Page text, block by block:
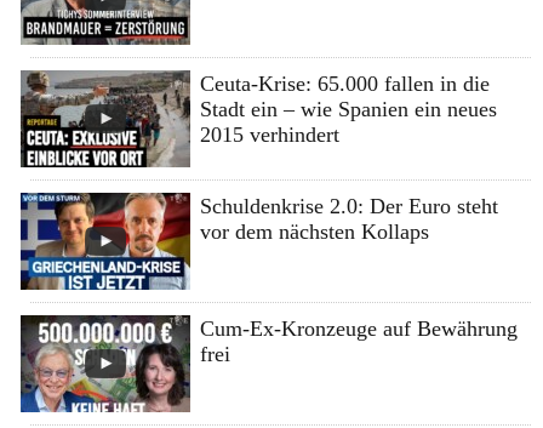
Ceuta-Krise: 65.000 fallen in die
Stadt ein – wie Spanien ein neues
2015 verhindert
Schuldenkrise 2.0: Der Euro steht
vor dem nächsten Kollaps
Cum-Ex-Kronzeuge auf Bewährung
frei